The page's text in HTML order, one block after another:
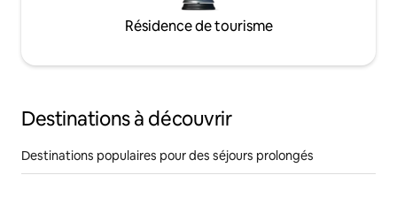
Résidence de tourisme
Destinations à découvrir
Destinations populaires pour des séjours prolongés